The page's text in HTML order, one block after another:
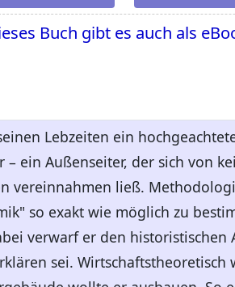
Buch gibt es auch als
Lebzeiten ein
– ein Außenseiter, der sich von
vereinnahmen ließ.
so exakt wie möglich zu
verwarf er den historistischen
sei.